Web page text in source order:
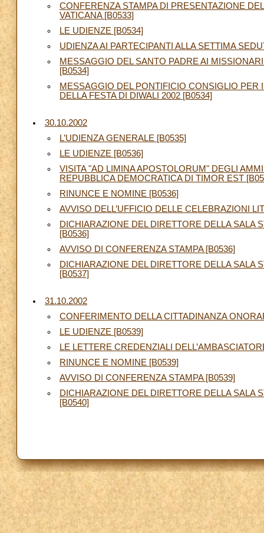
CONFERENZA STAMPA DI PRESENTAZIONE
VATICANA [B0533]
LE UDIENZE [B0534]
UDIENZA AI PARTECIPANTI ALLA SETTIMA
MESSAGGIO DEL SANTO PADRE AI
[B0534]
MESSAGGIO DEL PONTIFICIO CONSIGLIO
DELLA FESTA DI DIWALI 2002 [B0534]
30.10.2002
L’UDIENZA GENERALE [B0535]
LE UDIENZE [B0536]
VISITA "AD LIMINA APOSTOLORUM" DEGLI
REPUBBLICA DEMOCRATICA DI TIMOR EST
RINUNCE E NOMINE [B0536]
AVVISO DELL’UFFICIO DELLE CELEBRAZIONI
DICHIARAZIONE DEL DIRETTORE DELLA SALA
[B0536]
AVVISO DI CONFERENZA STAMPA [B0536]
DICHIARAZIONE DEL DIRETTORE DELLA SALA
[B0537]
31.10.2002
CONFERIMENTO DELLA CITTADINANZA
LE UDIENZE [B0539]
LE LETTERE CREDENZIALI
RINUNCE E NOMINE [B0539]
AVVISO DI CONFERENZA STAMPA [B0539]
DICHIARAZIONE DEL DIRETTORE DELLA SALA
[B0540]